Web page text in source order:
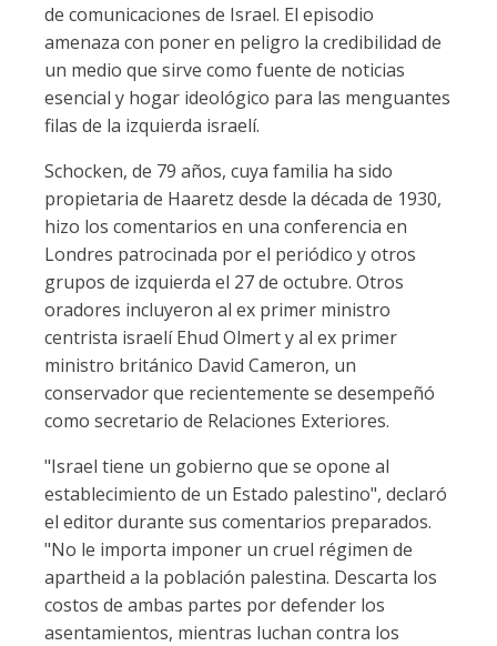
de comunicaciones de Israel. El episodio
amenaza con poner en peligro la credibilidad de
un medio que sirve como fuente de noticias
esencial y hogar ideológico para las menguantes
filas de la izquierda israelí.
Schocken, de 79 años, cuya familia ha sido
propietaria de Haaretz desde la década de 1930,
hizo los comentarios en una conferencia en
Londres patrocinada por el periódico y otros
grupos de izquierda el 27 de octubre. Otros
oradores incluyeron al ex primer ministro
centrista israelí Ehud Olmert y al ex primer
ministro británico David Cameron, un
conservador que recientemente se desempeñó
como secretario de Relaciones Exteriores.
"Israel tiene un gobierno que se opone al
establecimiento de un Estado palestino", declaró
el editor durante sus comentarios preparados.
"No le importa imponer un cruel régimen de
apartheid a la población palestina. Descarta los
costos de ambas partes por defender los
asentamientos, mientras luchan contra los